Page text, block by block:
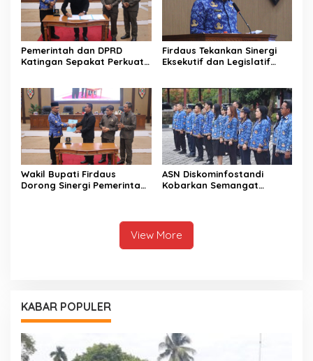
Pemerintah dan DPRD
Katingan Sepakat Perkuat
Firdaus Tekankan Sinergi
Eksekutif dan Legislatif
Wakil Bupati Firdaus
Dorong Sinergi Pemerintah
ASN Diskominfostandi
Kobarkan Semangat
View More
KABAR POPULER